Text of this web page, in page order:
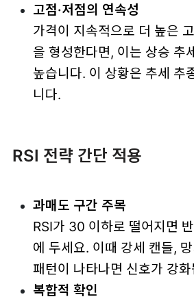
고점·저점의 연속성
가격이 지속적으로 더 높은
을 형성한다면, 이는 상승 추
높습니다. 이 상황은 추세 추
니다.
RSI 전략 간단 적용
과매도 구간 주목
RSI가 30 이하로 떨어지면
에 두세요. 이때 강세 캔들,
패턴이 나타나면 신호가 강
복합적 확인